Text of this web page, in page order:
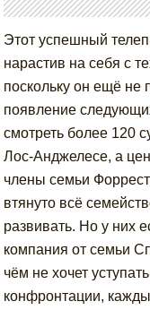
Этот успешный
нарастив на себя с
поскольку он ещё не
появление
смотреть более 120
Лос-Анджелесе, а
члены семьи
втянуто всё
развивать. Но у них
компания от семьи
чём не хочет
конфронтации,